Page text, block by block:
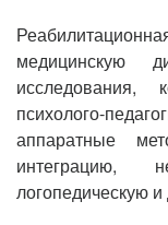
медицинскую
исследования,
психолого-
аппаратные
интеграцию,
логопедическую